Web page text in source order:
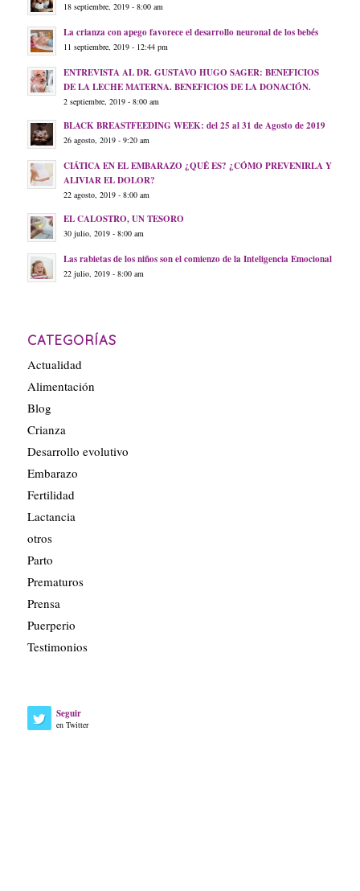
18 septiembre, 2019 - 8:00 am
La crianza con apego favorece el desarrollo neuronal de los bebés
11 septiembre, 2019 - 12:44 pm
ENTREVISTA AL DR. GUSTAVO HUGO SAGER: BENEFICIOS
DE LA LECHE MATERNA. BENEFICIOS DE LA DONACIÓN.
2 septiembre, 2019 - 8:00 am
BLACK BREASTFEEDING WEEK: del 25 al 31 de Agosto de 2019
26 agosto, 2019 - 9:20 am
CIÁTICA EN EL EMBARAZO ¿QUÉ ES? ¿CÓMO PREVENIRLA Y
ALIVIAR EL DOLOR?
22 agosto, 2019 - 8:00 am
EL CALOSTRO, UN TESORO
30 julio, 2019 - 8:00 am
Las rabietas de los niños son el comienzo de la Inteligencia Emocional
22 julio, 2019 - 8:00 am
CATEGORÍAS
Actualidad
Alimentación
Blog
Crianza
Desarrollo evolutivo
Embarazo
Fertilidad
Lactancia
otros
Parto
Prematuros
Prensa
Puerperio
Testimonios
Seguir
en Twitter